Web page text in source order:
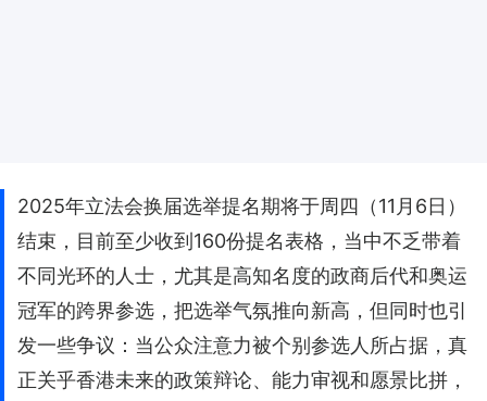
2025年立法会换届选举提名期将于周四（11月6日）
结束，目前至少收到160份提名表格，当中不乏带着
不同光环的人士，尤其是高知名度的政商后代和奥运
冠军的跨界参选，把选举气氛推向新高，但同时也引
发一些争议：当公众注意力被个别参选人所占据，真
正关乎香港未来的政策辩论、能力审视和愿景比拼，